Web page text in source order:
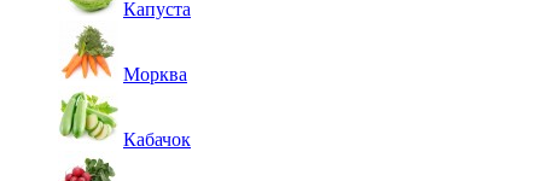
Капуста
Морква
Кабачок